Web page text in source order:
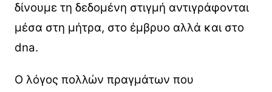
δίνουμε τη δεδομένη στιγμή αντιγράφονται
μέσα στη μήτρα, στο έμβρυο αλλά και στο
dna.
Ο λόγος πολλών πραγμάτων που